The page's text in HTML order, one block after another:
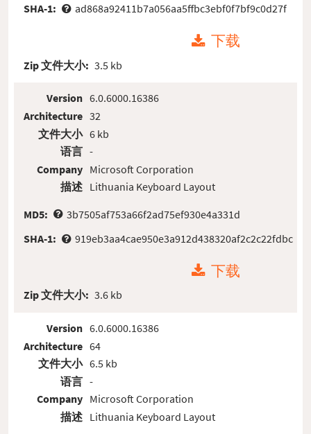
SHA-1:
ad868a92411b7a056aa5ffbc3ebf0f7bf9c0d27f
下载
Zip 文件大小: 3.5 kb
Version
Architecture
文件大小
语言
Company
描述
6.0.6000.16386
32
6 kb
-
Microsoft Corporation
Lithuania Keyboard Layout
MD5:
3b7505af753a66f2ad75ef930e4a331d
SHA-1:
919eb3aa4cae950e3a912d438320af2c2c22fdbc
下载
Zip 文件大小: 3.6 kb
Version
Architecture
文件大小
语言
Company
描述
6.0.6000.16386
64
6.5 kb
-
Microsoft Corporation
Lithuania Keyboard Layout